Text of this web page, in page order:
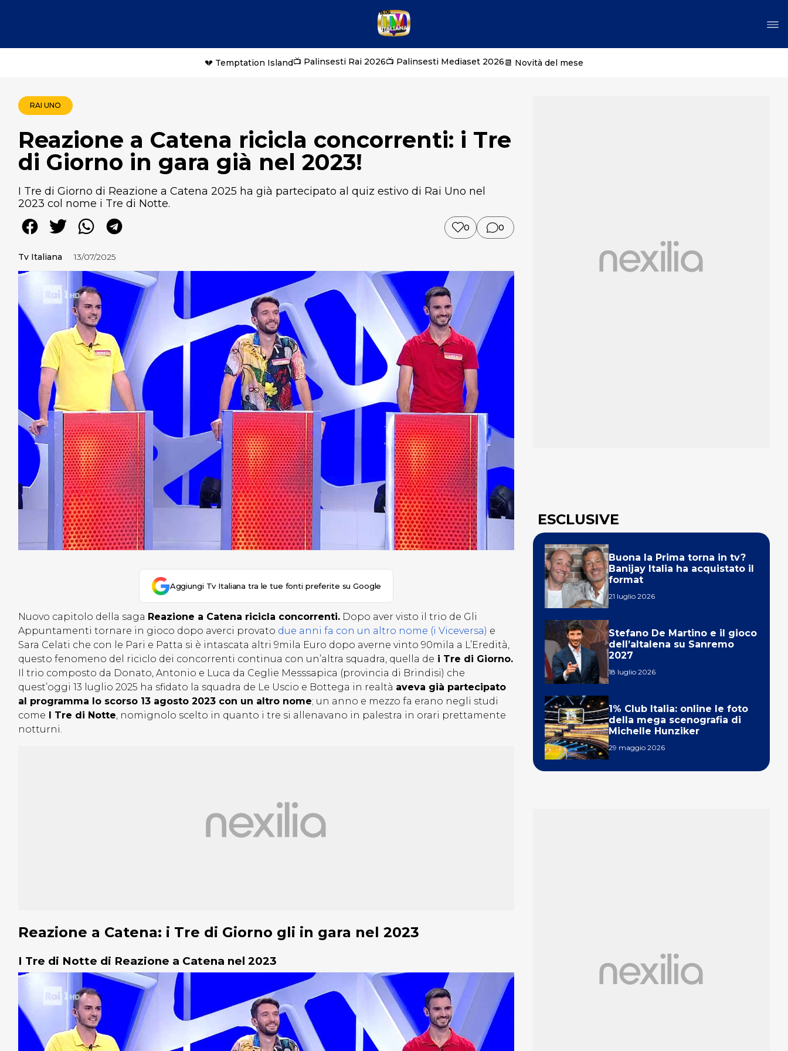
💔 Temptation Island📺 Palinsesti Rai 2026📺 Palinsesti Mediaset 2026📆 Novità del mese
RAI UNO
Reazione a Catena ricicla concorrenti: i Tre
di Giorno in gara già nel 2023!
I Tre di Giorno di Reazione a Catena 2025 ha già partecipato al quiz estivo di Rai Uno nel
2023 col nome i Tre di Notte.
0 0
Tv Italiana 13/07/2025
Aggiungi Tv Italiana tra le tue fonti preferite su Google
Nuovo capitolo della saga Reazione a Catena ricicla concorrenti. Dopo aver visto il trio de Gli
Appuntamenti tornare in gioco dopo averci provato due anni fa con un altro nome (i Viceversa) e
Sara Celati che con le Pari e Patta si è intascata altri 9mila Euro dopo averne vinto 90mila a L’Eredità,
questo fenomeno del riciclo dei concorrenti continua con un’altra squadra, quella de i Tre di Giorno.
Il trio composto da Donato, Antonio e Luca da Ceglie Messsapica (provincia di Brindisi) che
quest’oggi 13 luglio 2025 ha sfidato la squadra de Le Uscio e Bottega in realtà aveva già partecipato
al programma lo scorso 13 agosto 2023 con un altro nome; un anno e mezzo fa erano negli studi
come I Tre di Notte, nomignolo scelto in quanto i tre si allenavano in palestra in orari prettamente
notturni.
Reazione a Catena: i Tre di Giorno gli in gara nel 2023
I Tre di Notte di Reazione a Catena nel 2023
ESCLUSIVE
Buona la Prima torna in tv?
Banijay Italia ha acquistato il
format
21 luglio 2026
Stefano De Martino e il gioco
dell’altalena su Sanremo
2027
18 luglio 2026
1% Club Italia: online le foto
della mega scenografia di
Michelle Hunziker
29 maggio 2026